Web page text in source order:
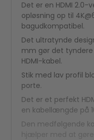
Det er en HDMI
opløsning op til
bagudkompatibel.
Det ultratynde
mm gør det
HDMI-kabel.
Stik med lav profil
porte.
Det er et perfekt
en kabellængde på
Den medfølgende
hjælper med at gøre